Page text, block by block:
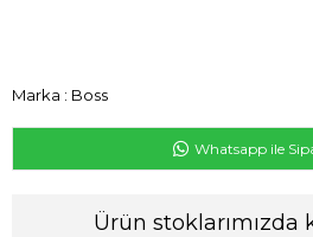
Marka : Boss
Whatsapp ile
Ürün stoklarımızda